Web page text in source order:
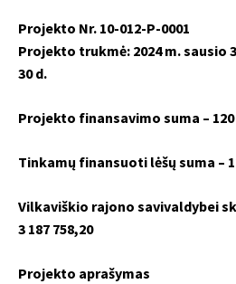
Projekto Nr. 10-012-P-0001
Projekto trukmė: 2024 m. sausio
30 d.
Projekto finansavimo suma – 120
Tinkamų finansuoti lėšų suma –
Vilkaviškio rajono savivaldybei
3 187 758,20
Projekto aprašymas